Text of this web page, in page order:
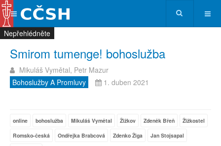
Smirom tumenge! bohoslužba
Mikuláš Vymětal, Petr Mazur
Bohoslužby A Promluvy
1. duben 2021
online bohoslužba Mikuláš Vymětal Žižkov Zdeněk Břeň
Žižkostel
Romsko-česká
Ondřejka Brabcová Zdenko Žiga
Jan Stojsapal
Nepřehlédněte
Nepřehlédněte
Nepřehlédněte
Nepřehlédněte